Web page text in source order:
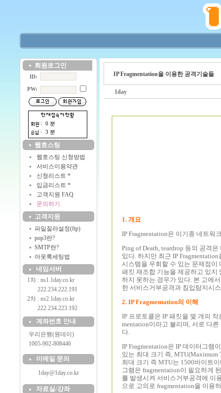
회원로그인
ID:
PW:
0 분
3 분
웹호스팅
웹호스팅 신청방법
서비스이용약관
신청리스트 *
입금리스트 *
고객지원 FAQ
문의하기
고객지원
파일질라설정(ftp)
pop3란?
SMTP란?
아웃룩세팅법
네임서버
1차 : ns1.1day.co.kr
222.234.222.191
2차 : ns2.1day.co.kr
222.234.223.192
계좌번호 안내
우리은행(원데이)
1005-902-808446
이메일 문의
1day@1day.co.kr
자료실/강좌
IP Fragmentation을 이용한 공격기술들
1day
1. 개요
IP Fragmentation은 이기종 네트워
Ping of Death, teardrop 등의 공격
있다. 하지만 최근 IP
시스템을 우회할 수 있는 문제점
패킷 재조합 기능을 제공하고 있
하지 못하는 경우가 있다. 본 고에
한 서비스거부공격과 침입탐지시
2. IP Fragmentation의 이해
IP 프로토콜은 IP 패킷을 몇 개의
mentation이라고 불리며, 서로 다
다.
IP Fragmentation은 IP 데이터그램
있는 최대 크기 즉, MTU(Maximum
최대 크기 즉 MTU는 1500바이트
그램은 fragmentation이 필요하게
를 발생시켜 서비스거부공격에 이
으로 고의로 fragmentation을 이용